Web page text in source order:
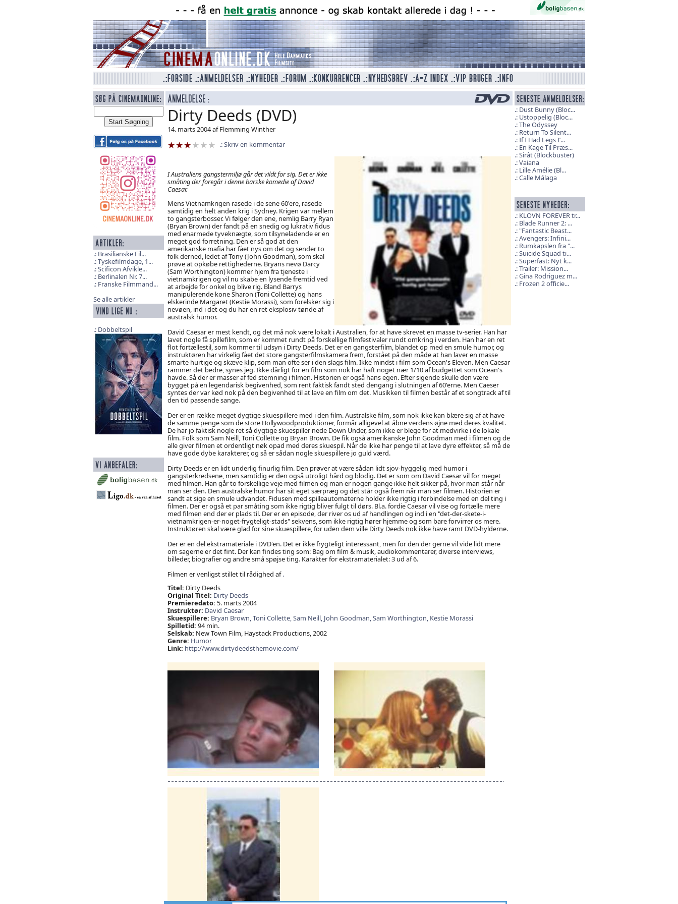
Brasilianske Fil...
Tyskefilmdage, 1...
Scificon Afvikle...
Berlinalen Nr. 7...
Franske Filmmand...
Se alle artikler
Dobbeltspil
Dirty Deeds (DVD)
14. marts 2004 af Flemming Winther
Skriv en kommentar
I Australiens gangstermiljø går det vildt for sig. Det er ikke
småting der foregår i denne barske komedie af David
Caesar.
Mens Vietnamkrigen rasede i de sene 60'ere, rasede
samtidig en helt anden krig i Sydney. Krigen var mellem
to gangsterbosser. Vi følger den ene, nemlig Barry Ryan
(Bryan Brown) der fandt på en snedig og lukrativ fidus
med enarmede tyveknægte, som tilsyneladende er en
meget god forretning. Den er så god at den
amerikanske mafia har fået nys om det og sender to
folk derned, ledet af Tony (John Goodman), som skal
prøve at opkøbe rettighederne. Bryans nevø Darcy
(Sam Worthington) kommer hjem fra tjeneste i
vietnamkrigen og vil nu skabe en lysende fremtid ved
at arbejde for onkel og blive rig. Bland Barrys
manipulerende kone Sharon (Toni Collette) og hans
elskerinde Margaret (Kestie Morassi), som forelsker sig i
nevøen, ind i det og du har en ret eksplosiv tønde af
australsk humor.
David Caesar er mest kendt, og det må nok være lokalt i Australien, for at have skrevet en masse tv-serier. Han har
lavet nogle få spillefilm, som er kommet rundt på forskellige filmfestivaler rundt omkring i verden. Han har en ret
flot fortællestil, som kommer til udsyn i Dirty Deeds. Det er en gangsterfilm, blandet op med en smule humor, og
instruktøren har virkelig fået det store gangsterfilmskamera frem, forstået på den måde at han laver en masse
smarte hurtige og skæve klip, som man ofte ser i den slags film. Ikke mindst i film som Ocean's Eleven. Men Caesar
rammer det bedre, synes jeg. Ikke dårligt for en film som nok har haft noget nær 1/10 af budgettet som Ocean's
havde. Så der er masser af fed stemning i filmen. Historien er også hans egen. Efter sigende skulle den være
bygget på en legendarisk begivenhed, som rent faktisk fandt sted dengang i slutningen af 60'erne. Men Caeser
syntes der var kød nok på den begivenhed til at lave en film om det. Musikken til filmen består af et songtrack af til
den tid passende sange.
Der er en række meget dygtige skuespillere med i den film. Australske film, som nok ikke kan blære sig af at have
de samme penge som de store Hollywoodproduktioner, formår alligevel at åbne verdens øjne med deres kvalitet.
De har jo faktisk nogle ret så dygtige skuespiller nede Down Under, som ikke er blege for at medvirke i de lokale
film. Folk som Sam Neill, Toni Collette og Bryan Brown. De fik også amerikanske John Goodman med i filmen og de
alle giver filmen et ordentligt nøk opad med deres skuespil. Når de ikke har penge til at lave dyre effekter, så må de
have gode dybe karakterer, og så er sådan nogle skuespillere jo guld værd.
Dirty Deeds er en lidt underlig finurlig film. Den prøver at være sådan lidt sjov-hyggelig med humor i
gangsterkredsene, men samtidig er den også utroligt hård og blodig. Det er som om David Caesar vil for meget
med filmen. Han går to forskellige veje med filmen og man er nogen gange ikke helt sikker på, hvor man står når
man ser den. Den australske humor har sit eget særpræg og det står også frem når man ser filmen. Historien er
sandt at sige en smule udvandet. Fidusen med spilleautomaterne holder ikke rigtig i forbindelse med en del ting i
filmen. Der er også et par småting som ikke rigtig bliver fulgt til dørs. Bl.a. fordie Caesar vil vise og fortælle mere
med filmen end der er plads til. Der er en episode, der river os ud af handlingen og ind i en "det-der-skete-i-
vietnamkrigen-er-noget-frygteligt-stads" sekvens, som ikke rigtig hører hjemme og som bare forvirrer os mere.
Instruktøren skal være glad for sine skuespillere, for uden dem ville Dirty Deeds nok ikke have ramt DVD-hylderne.
Der er en del ekstramateriale i DVD'en. Det er ikke frygteligt interessant, men for den der gerne vil vide lidt mere
om sagerne er det fint. Der kan findes ting som: Bag om film & musik, audiokommentarer, diverse interviews,
billeder, biografier og andre små spøjse ting. Karakter for ekstramaterialet: 3 ud af 6.
Filmen er venligst stillet til rådighed af.
Titel: Dirty Deeds
Original Titel: Dirty Deeds
Premieredato: 5. marts 2004
Instruktør: David Caesar
Skuespillere: Bryan Brown,Toni Collette,Sam Neill, John Goodman,Sam Worthington, Kestie Morassi
Spilletid: 94 min.
Selskab: New Town Film, Haystack Productions, 2002
Genre: Humor
Link: http://www.dirtydeedsthemovie.com/
Dust Bunny (Bloc...
Ustoppelig (Bloc...
The Odyssey
Return To Silent...
If I Had Legs I’...
En Kage Til Præs...
Sirât (Blockbuster)
Vaiana
Lille Amélie (Bl...
Calle Málaga
KLOVN FOREVER tr...
Blade Runner 2: ...
"Fantastic Beast...
Avengers: Infini...
Rumkapslen fra "...
Suicide Squad ti...
Superfast: Nyt k...
Trailer: Mission...
Gina Rodriguez m...
Frozen 2 officie...